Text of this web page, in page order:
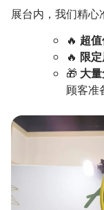
展台内，我们精心
🔥 超
🔥 限
🎁 大
顾客准